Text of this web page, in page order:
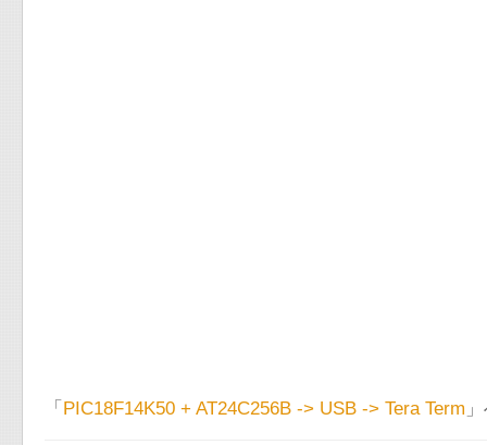
「 PIC18F14K50 + AT24C256B -> USB -> Tera Term